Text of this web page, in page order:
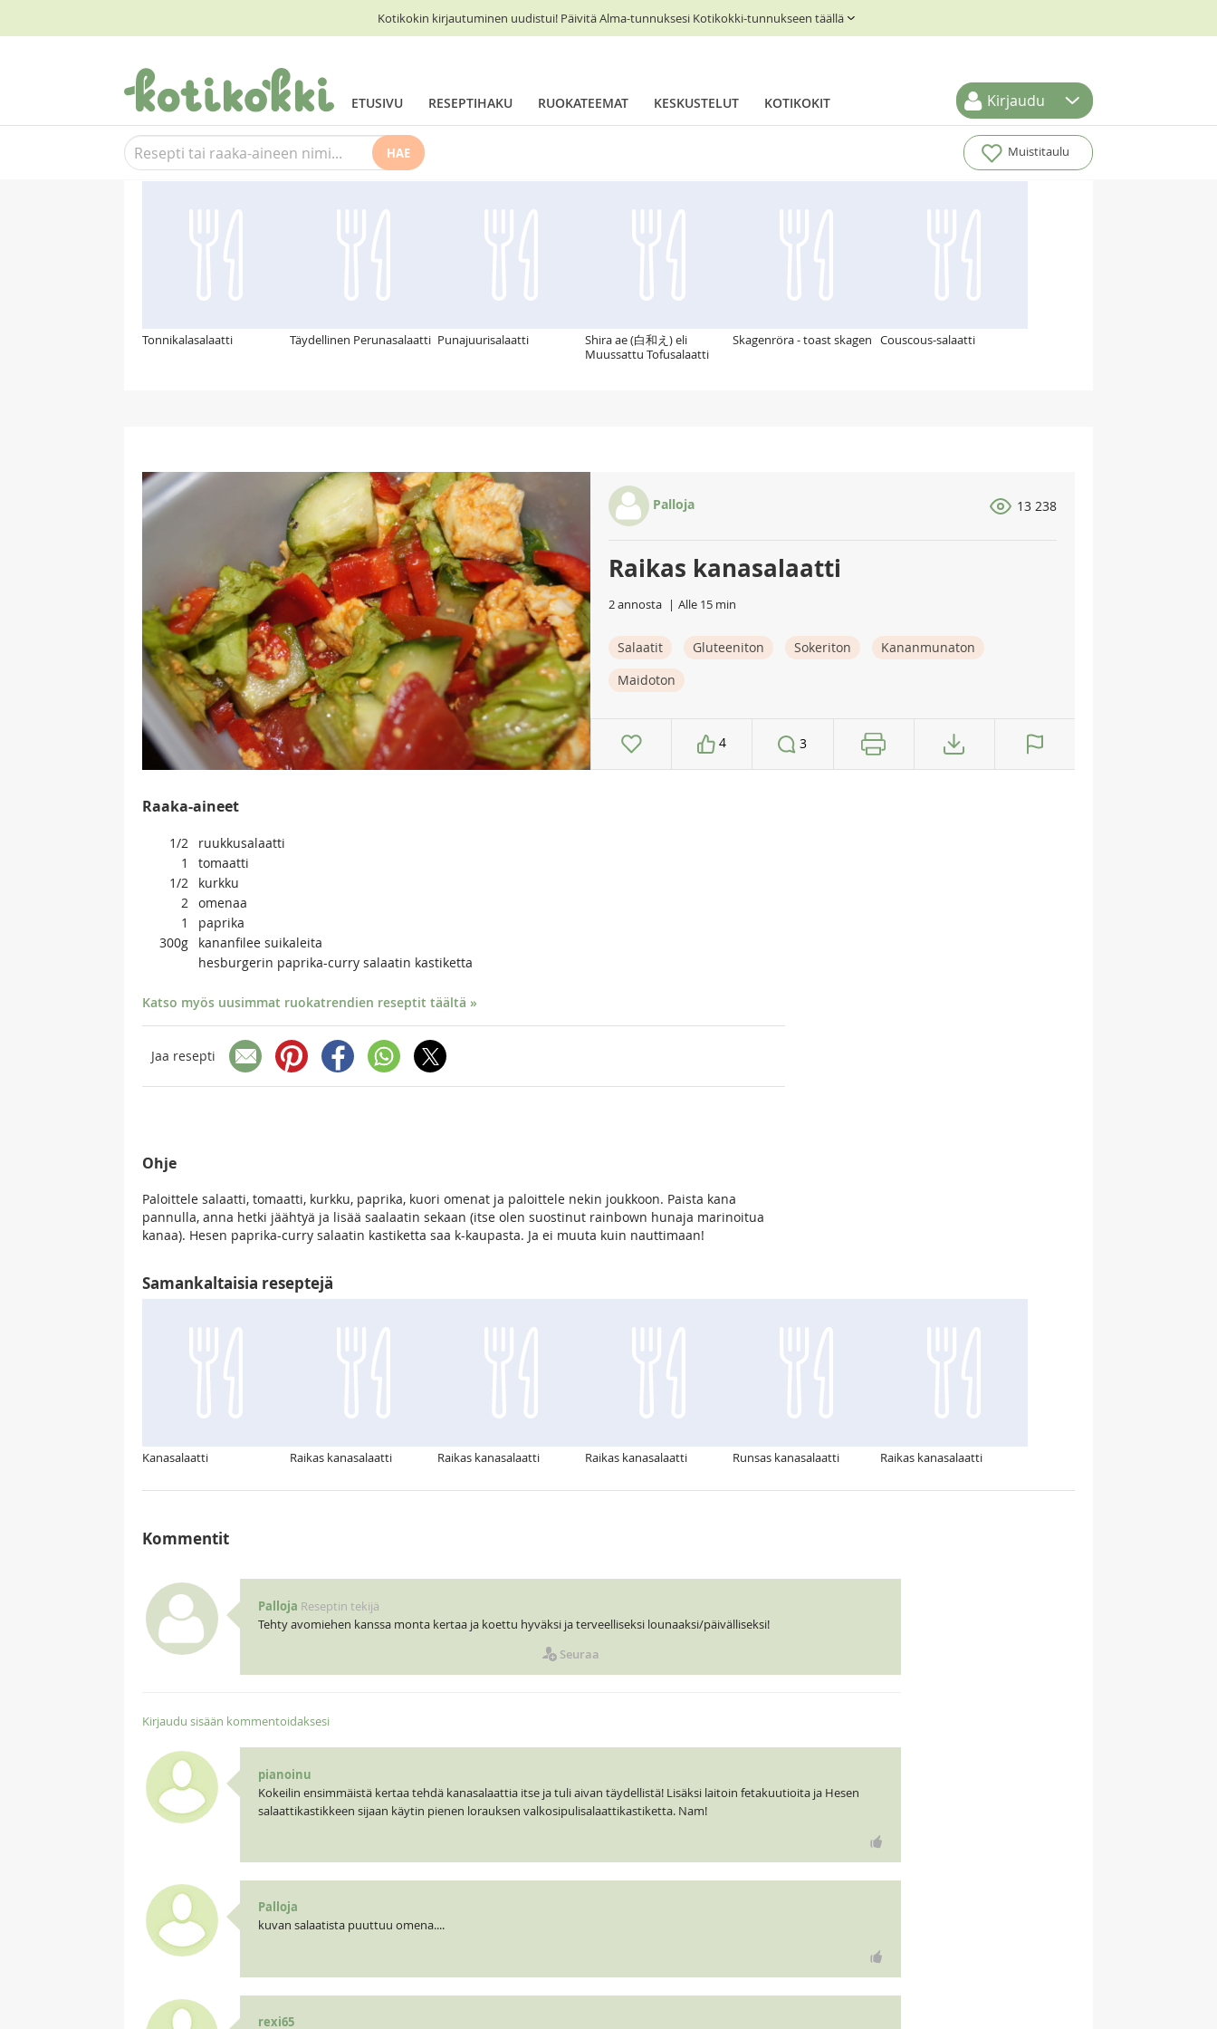
Kotikokin kirjautuminen uudistui! Päivitä Alma-tunnuksesi Kotikokki-tunnukseen täällä
ETUSIVU RESEPTIHAKU RUOKATEEMAT KESKUSTELUT KOTIKOKIT Kirjaudu
HAE Muistitaulu
Suosittelemme myös
Tonnikalasalaatti Täydellinen Perunasalaatti Punajuurisalaatti
Shira ae (白和え) eli
Muussattu Tofusalaatti
Skagenröra - toast skagen Couscous-salaatti
Palloja 13 238
Raikas kanasalaatti
2 annosta Alle 15 min
Salaatit Gluteeniton Sokeriton
Kananmunaton
Maidoton
4 3
Raaka-aineet
1/2
ruukkusalaatti
1
tomaatti
1/2
kurkku
2
omenaa
1
paprika
300g
kananfilee suikaleita
hesburgerin paprika-curry salaatin kastiketta
Katso myös uusimmat ruokatrendien reseptit täältä »
Jaa resepti
Ohje
Paloittele salaatti, tomaatti, kurkku, paprika, kuori omenat ja paloittele nekin joukkoon. Paista kana
pannulla, anna hetki jäähtyä ja lisää saalaatin sekaan (itse olen suostinut rainbown hunaja marinoitua
kanaa). Hesen paprika-curry salaatin kastiketta saa k-kaupasta. Ja ei muuta kuin nauttimaan!
Samankaltaisia reseptejä
Kanasalaatti Raikas kanasalaatti Raikas kanasalaatti Raikas kanasalaatti Runsas kanasalaatti Raikas kanasalaatti
Kommentit
Palloja Reseptin tekijä
Tehty avomiehen kanssa monta kertaa ja koettu hyväksi ja terveelliseksi lounaaksi/päivälliseksi!
Seuraa
Kirjaudu sisään kommentoidaksesi
pianoinu
Kokeilin ensimmäistä kertaa tehdä kanasalaattia itse ja tuli aivan täydellistä! Lisäksi laitoin fetakuutioita ja Hesen
salaattikastikkeen sijaan käytin pienen lorauksen valkosipulisalaattikastiketta. Nam!
Palloja
kuvan salaatista puuttuu omena....
rexi65